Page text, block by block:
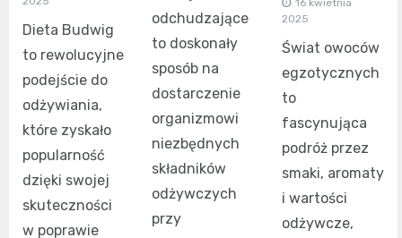
Dieta Budwig
to rewolucyjne
podejście do
odżywiania,
które zyskało
popularność
dzięki swojej
skuteczności
w poprawie
odchudzające
to doskonały
sposób na
dostarczenie
organizmowi
niezbędnych
składników
odżywczych
przy
16 kwietnia
2025
Świat owoców
egzotycznych
to
fascynująca
podróż przez
smaki, aromaty
i wartości
odżywcze,